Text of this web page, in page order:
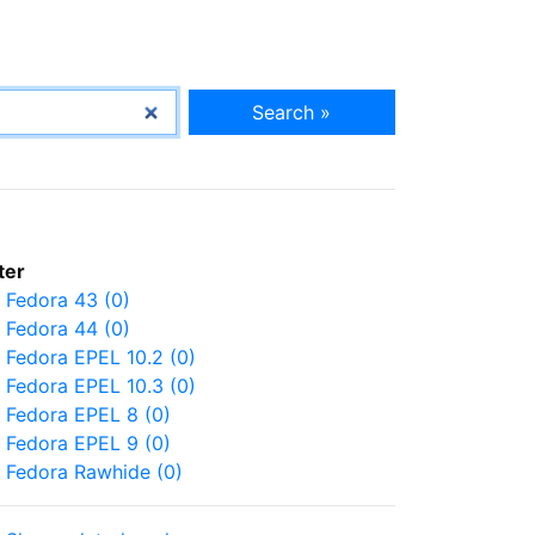
Search »
Fedora 43 (0)
Fedora 44 (0)
Fedora EPEL 10.2 (0)
Fedora EPEL 10.3 (0)
Fedora EPEL 8 (0)
Fedora EPEL 9 (0)
Fedora Rawhide (0)